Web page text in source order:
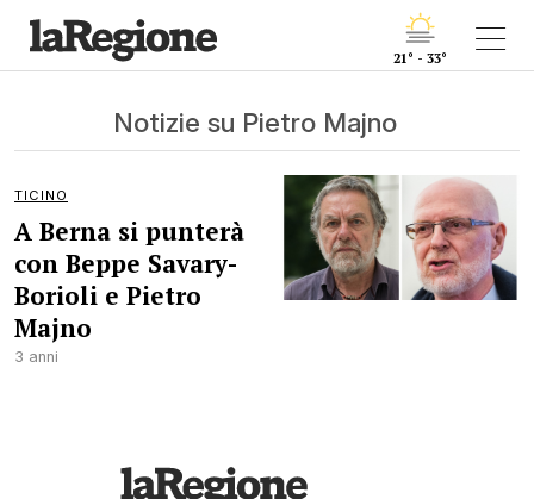
21° - 33°
Notizie su Pietro Majno
TICINO
A Berna si punterà
con Beppe Savary-
Borioli e Pietro
Majno
3 anni